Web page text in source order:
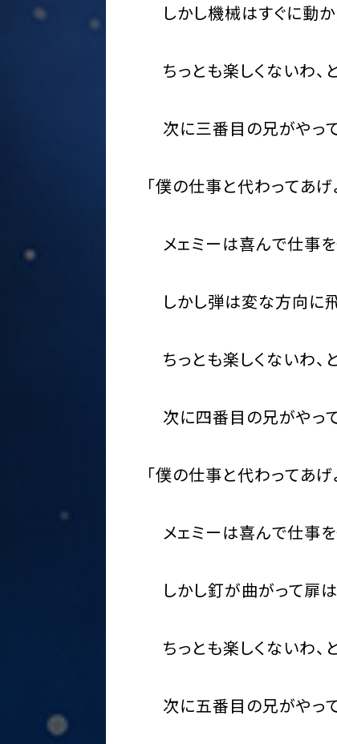
しかし機械はすぐに動か
ちっとも楽しくないわ、
次に三番目の兄がやって
「僕の仕事と代わってあ
メェミーは喜んで仕事を
しかし弾は変な方向に飛
ちっとも楽しくないわ、
次に四番目の兄がやって
「僕の仕事と代わってあ
メェミーは喜んで仕事を
しかし釘が曲がって扉は
ちっとも楽しくないわ、
次に五番目の兄がやって